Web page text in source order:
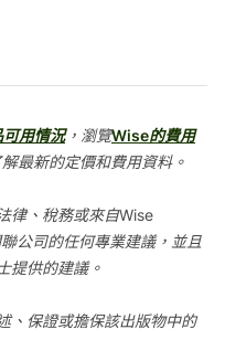
用情況，瀏覽Wise的費用
最新的定價和費用資料。
律、稅務或來自Wise
公司的任何專業建議，並且
提供的建議。
、保證或擔保該出版物中的